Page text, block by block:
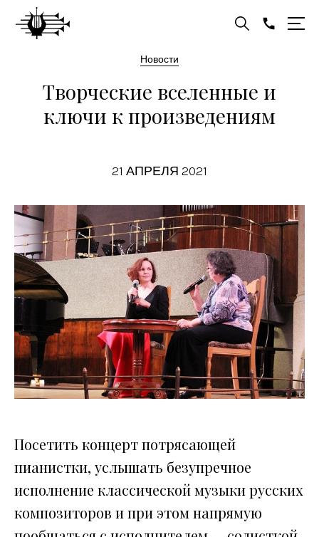
Новости
Творческие вселенные и
ключи к произведениям
21 АПРЕЛЯ 2021
Посетить концерт потрясающей
пианистки, услышать безупречное
исполнение классической музыки русских
композиторов и при этом напрямую